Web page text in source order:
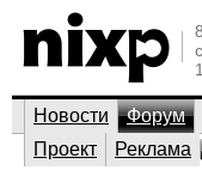
Новости Форум
Проект
Реклама